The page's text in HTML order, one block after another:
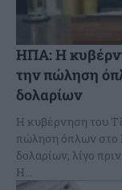
ΗΠΑ: Η
την πώληση
δολαρίων
Η κυβέρνηση του
πώληση όπλων στο
δολαρίων, λίγο
Η...